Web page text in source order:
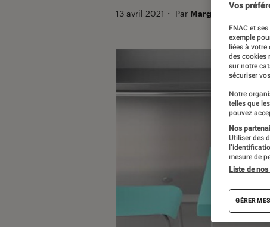
13 avril 2021 ・ Par Margaux
Vos
FNAC et
exemple
liées à
des cookies
sur notre
sécuriser
Notre
telles que
pouvez
Nos
Utiliser des
mesure de
Liste de
GÉRER